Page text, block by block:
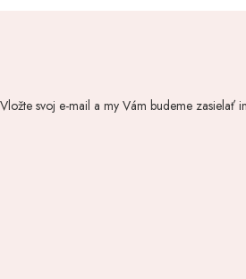
Vložte svoj e-mail a my Vám budeme zasielať